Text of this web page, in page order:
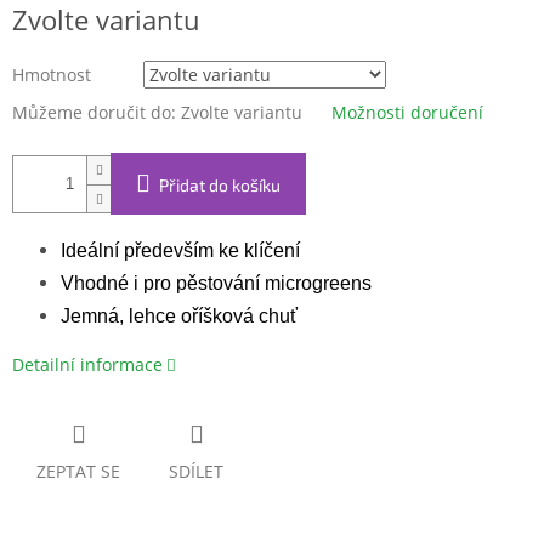
cena:
Zvolte variantu
Hmotnost
Můžeme doručit do: Zvolte variantu Možnosti doručení
Přidat do košíku
Ideální především ke klíčení
Vhodné i pro pěstování microgreens
Jemná, lehce oříšková chuť
Detailní informace
ZEPTAT SE SDÍLET